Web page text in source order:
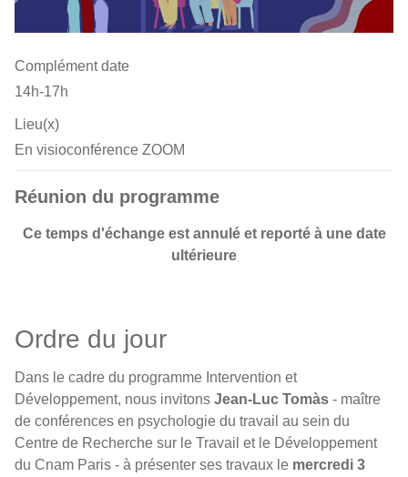
Complément date
14h-17h
Lieu(x)
En visioconférence ZOOM
Réunion du programme
Ce temps d'échange est annulé et reporté à une date
ultérieure
Ordre du jour
Dans le cadre du programme Intervention et
Développement, nous invitons Jean-Luc Tomàs - maître
de conférences en psychologie du travail au sein du
Centre de Recherche sur le Travail et le Développement
du Cnam Paris - à présenter ses travaux le mercredi 3